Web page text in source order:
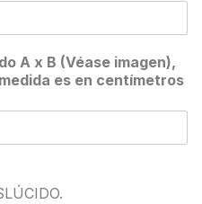
A x B (Véase imagen),
es en centímetros